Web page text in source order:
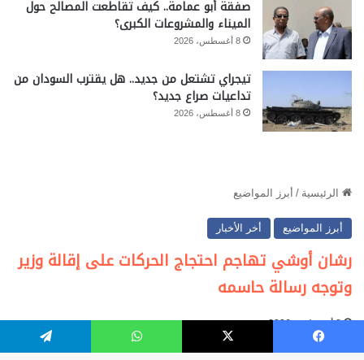
صفقة أبو عمامة.. كيف تقاطعت المصالح حول
الميناء والمشروعات الكبرى؟
8 أغسطس، 2026
تيجراي تشتعل من جديد.. هل يقترب السودان من
تداعيات صراع جديد؟
8 أغسطس، 2026
فيسبوك ‫X واتساب تيلقرام